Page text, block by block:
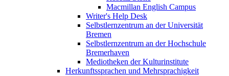
Macmillan English Campus
Writer's Help Desk
Selbstlernzentrum an der Universität
Bremen
Selbstlernzentrum an der Hochschule
Bremerhaven
Mediotheken der Kulturinstitute
Herkunftssprachen und Mehrsprachigkeit